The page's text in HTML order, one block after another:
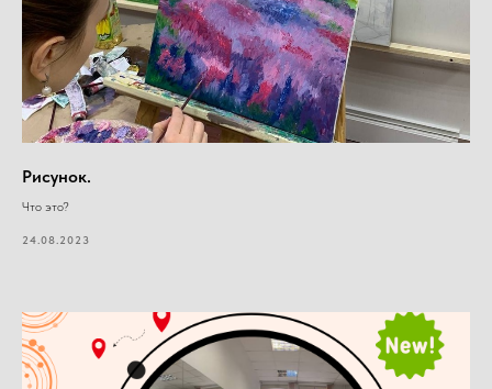
Рисунок.
Что это?
24.08.2023